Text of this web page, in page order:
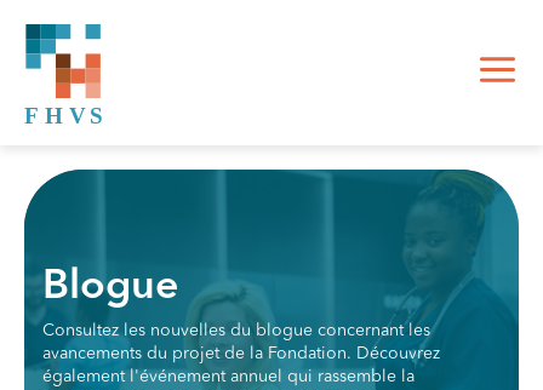
Blogue
Consultez les nouvelles du blogue concernant les
avancements du projet de la Fondation. Découvrez
également l'événement annuel qui rassemble la